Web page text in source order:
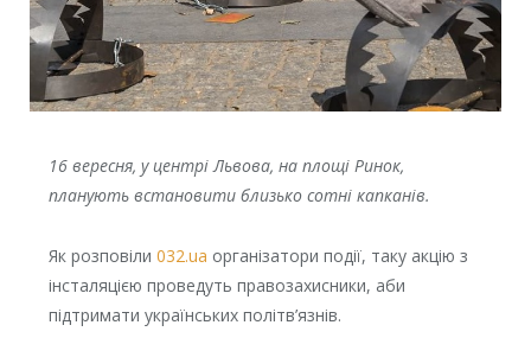
16 вересня, у центрі Львова, на площі Ринок,
планують встановити близько сотні капканів.
Як розповіли 032.ua організатори події, таку акцію з
інсталяцією проведуть правозахисники, аби
підтримати українських політв’язнів.